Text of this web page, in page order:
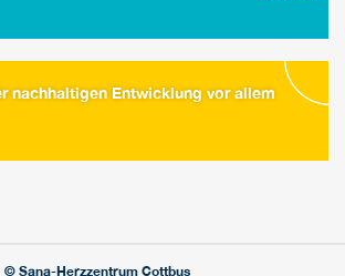
nachhaltigen Entwicklung vor allem
© Sana-Herzzentrum Cottbus